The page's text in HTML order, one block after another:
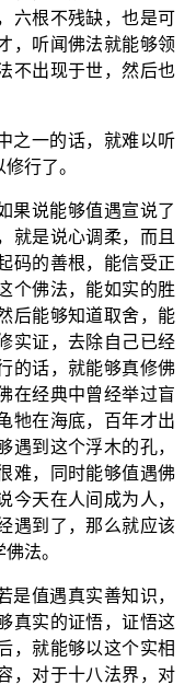
六根不残缺，也是可
，听闻佛法就能够领
不出现于世，然后也
之一的话，就难以听
行了。
果说能够值遇宣说了
就是说心调柔，而且
码的善根，能信受正
个佛法，能如实的胜
后能够知道取舍，能
实证，去除自己已经
的话，就能够真修佛
在经典中曾经举过盲
牠在海底，百年才出
遇到这个浮木的孔，
难，同时能够值遇佛
今天在人间成为人，
遇到了，那么就应该
法。
是值遇真实善知识，
真实的证悟，证悟这
，就能够以这个实相
，对于十八法界，对